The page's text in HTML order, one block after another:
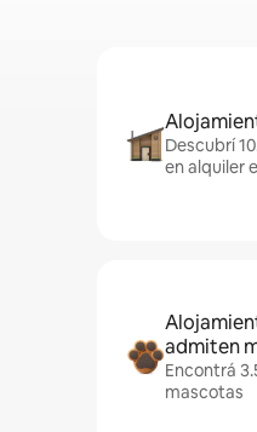
Descubrí
en alquiler
admiten
Encontrá
mascotas